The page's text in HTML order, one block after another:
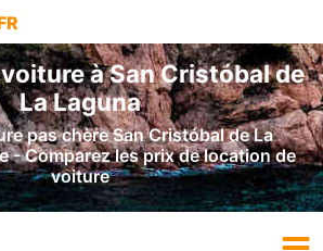
à San Cristóbal de
La Laguna
pas chère San Cristóbal de La
- Comparez les prix de location de
voiture